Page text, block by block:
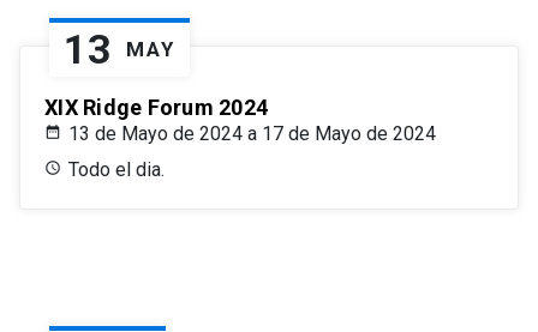
13 MAY
XIX Ridge Forum 2024
13 de Mayo de 2024 a 17 de Mayo de 2024
Todo el dia.